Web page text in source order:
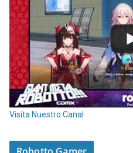
Visita Nuestro Canal